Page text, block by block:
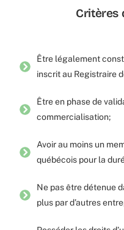
Critères
Être légalement
inscrit au Registraire
Être en phase de
commercialisation;
Avoir au moins un
québécois pour la
Ne pas être détenue
plus par d’autres